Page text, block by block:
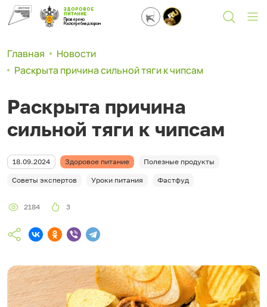
ЗДОРОВОЕ
ПИТАНИЕ
Проверено
Роспотребнадзором
Главная
Новости
Раскрыта причина сильной тяги к чипсам
Раскрыта причина
сильной тяги к чипсам
18.09.2024 Здоровое питание Полезные продукты
Советы экспертов Уроки питания Фастфуд
2184 3